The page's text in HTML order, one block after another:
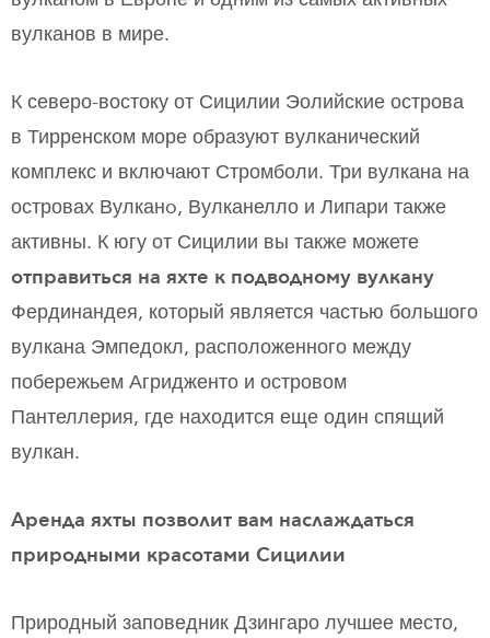
вулканов в мире.
К северо-востоку от Сицилии Эолийские острова
в Тирренском море образуют вулканический
комплекс и включают Стромболи. Три вулкана на
островах Вулканo, Вулканелло и Липари также
активны. К югу от Сицилии вы также можете
отправиться на яхте к подводному вулкану
Фердинандея, который является частью большого
вулкана Эмпедокл, расположенного между
побережьем Агридженто и островом
Пантеллерия, где находится еще один спящий
вулкан.
Аренда яхты позволит вам наслаждаться
природными красотами Сицилии
Природный заповедник Дзингаро лучшее место,